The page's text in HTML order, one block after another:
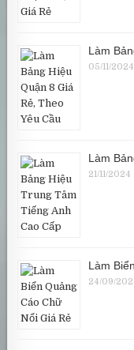
Làm
05/11/2024
Làm
21/11/2024
Làm
24/09/